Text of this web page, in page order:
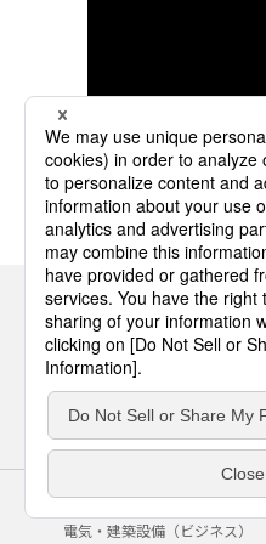
サイトのご利用にあたって
電気・建築設備（ビジネス）